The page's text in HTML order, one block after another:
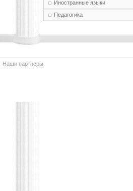
Иностранные языки
Педагогика
Наши партнеры: